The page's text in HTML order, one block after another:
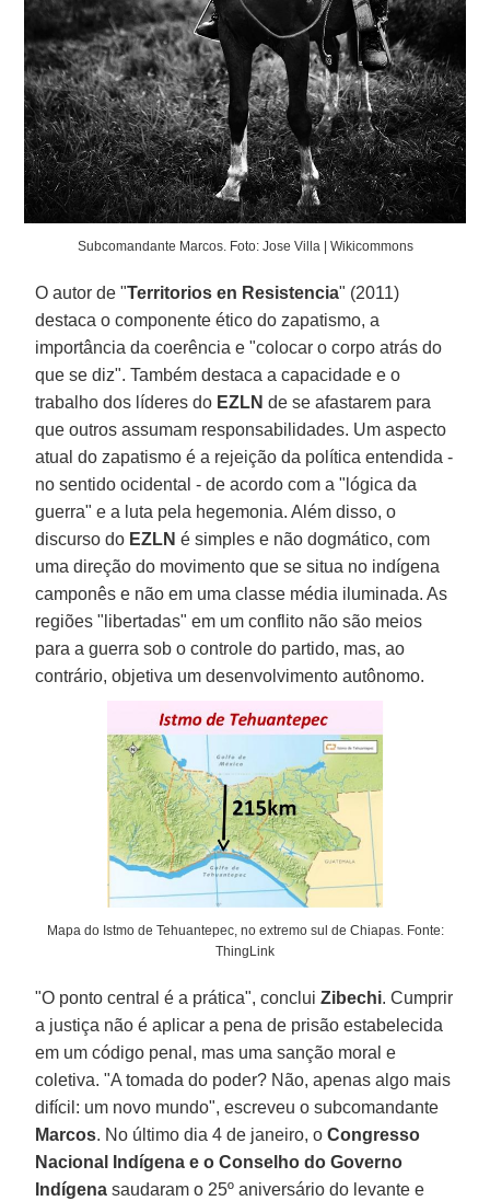
Subcomandante Marcos. Foto: Jose Villa | Wikicommons
O autor de "Territorios en Resistencia" (2011)
destaca o componente ético do zapatismo, a
importância da coerência e "colocar o corpo atrás do
que se diz". Também destaca a capacidade e o
trabalho dos líderes do EZLN de se afastarem para
que outros assumam responsabilidades. Um aspecto
atual do zapatismo é a rejeição da política entendida -
no sentido ocidental - de acordo com a "lógica da
guerra" e a luta pela hegemonia. Além disso, o
discurso do EZLN é simples e não dogmático, com
uma direção do movimento que se situa no indígena
camponês e não em uma classe média iluminada. As
regiões "libertadas" em um conflito não são meios
para a guerra sob o controle do partido, mas, ao
contrário, objetiva um desenvolvimento autônomo.
Mapa do Istmo de Tehuantepec, no extremo sul de Chiapas. Fonte:
ThingLink
"O ponto central é a prática", concluiZibechi. Cumprir
a justiça não é aplicar a pena de prisão estabelecida
em um código penal, mas uma sanção moral e
coletiva. "A tomada do poder? Não, apenas algo mais
difícil: um novo mundo", escreveu o subcomandante
Marcos. No último dia 4 de janeiro, oCongresso
Nacional Indígena e o Conselho do Governo
Indígena saudaram o 25º aniversário do levante e